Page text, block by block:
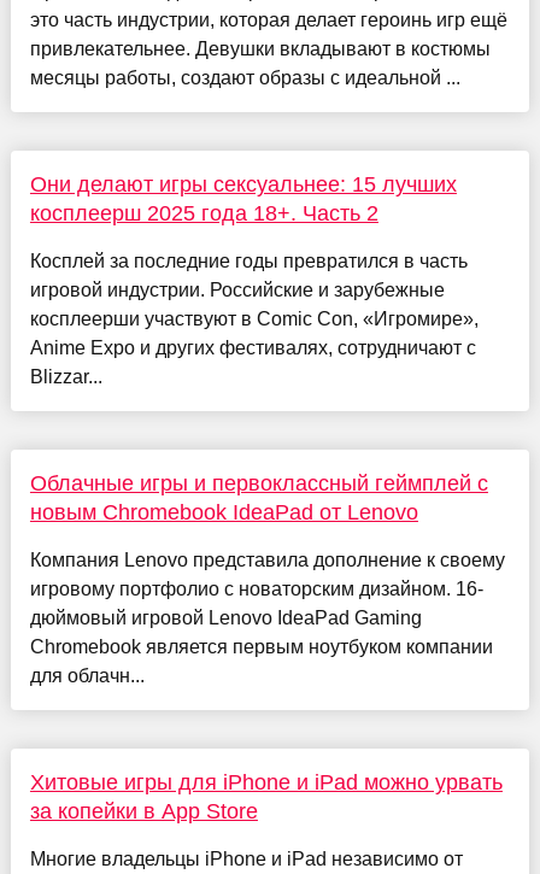
это часть индустрии, которая делает героинь игр ещё
привлекательнее. Девушки вкладывают в костюмы
месяцы работы, создают образы с идеальной ...
Они делают игры сексуальнее: 15 лучших
косплеерш 2025 года 18+. Часть 2
Косплей за последние годы превратился в часть
игровой индустрии. Российские и зарубежные
косплеерши участвуют в Comic Con, «Игромире»,
Anime Expo и других фестивалях, сотрудничают с
Blizzar...
Облачные игры и первоклассный геймплей с
новым Chromebook IdeaPad от Lenovo
Компания Lenovo представила дополнение к своему
игровому портфолио с новаторским дизайном. 16-
дюймовый игровой Lenovo IdeaPad Gaming
Chromebook является первым ноутбуком компании
для облачн...
Хитовые игры для iPhone и iPad можно урвать
за копейки в App Store
Многие владельцы iPhone и iPad независимо от